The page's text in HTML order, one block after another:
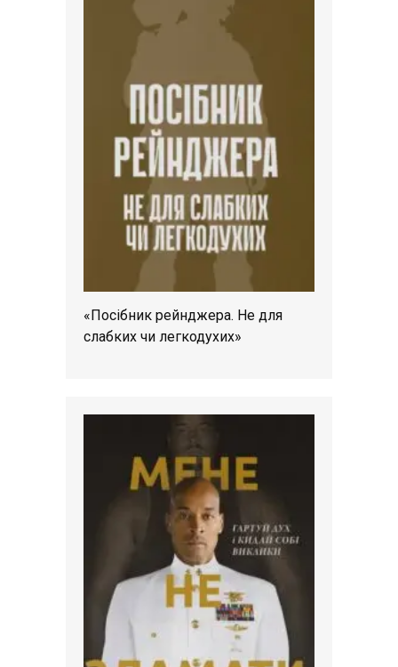
«Посібник рейнджера. Не для
слабких чи легкодухих»